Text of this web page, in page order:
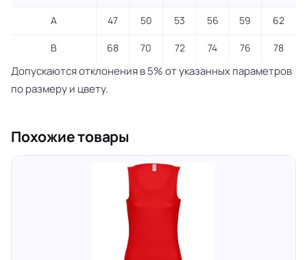
A 47 50 53 56 59 62
B 68 70 72 74 76 78
Допускаются отклонения в 5% от указанных параметров
по размеру и цвету.
Похожие товары